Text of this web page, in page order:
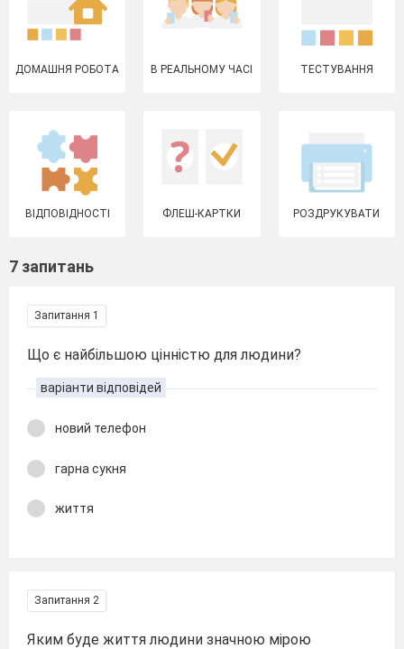
ДОМАШНЯ РОБОТА В РЕАЛЬНОМУ ЧАСІ ТЕСТУВАННЯ
ВІДПОВІДНОСТІ ФЛЕШ-КАРТКИ РОЗДРУКУВАТИ
7 запитань
Запитання 1
Що є найбільшою цінністю для людини?
варіанти відповідей
новий телефон
гарна сукня
життя
Запитання 2
Яким буде життя людини значною мірою